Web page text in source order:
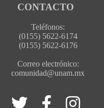
CONTACTO
Teléfonos:
(0155) 5622-6174
(0155) 5622-6176
Correo electrónico:
comunidad@unam.mx